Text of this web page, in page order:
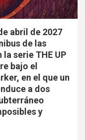
abril de 2027
de las
serie THE UP
bajo el
en el que un
a dos
y